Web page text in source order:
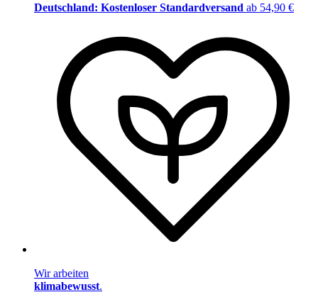
Deutschland: Kostenloser Standardversand ab 54,90 €
Wir arbeiten
klimabewusst.